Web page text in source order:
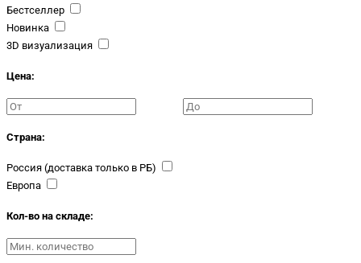
Бестселлер
Новинка
3D визуализация
Цена:
Страна:
Россия (доставка только в РБ)
Европа
Кол-во на складе: